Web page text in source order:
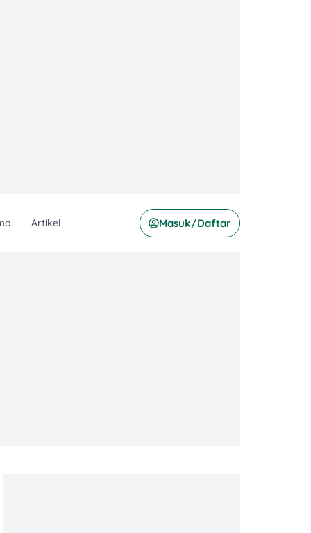
Artikel Masuk/Daftar